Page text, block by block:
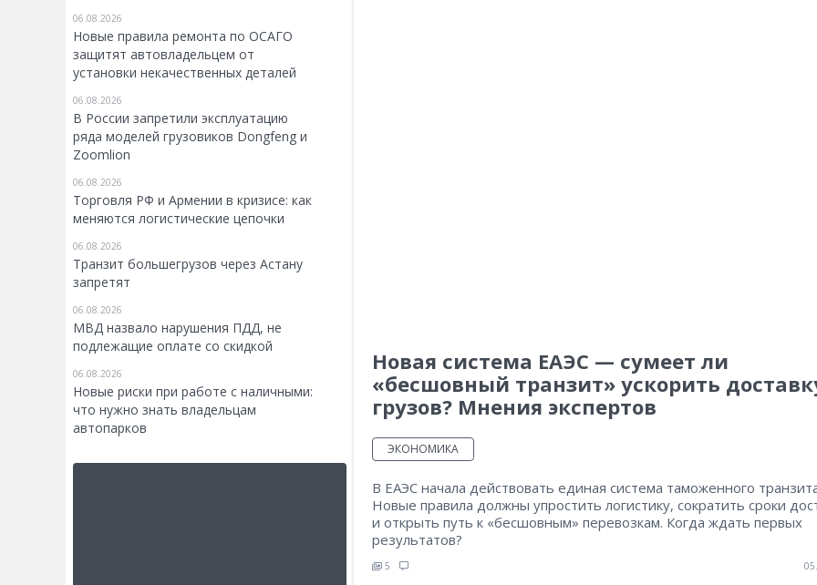
06.08.2026
Новые правила ремонта по ОСАГО
защитят автовладельцем от
установки некачественных деталей
06.08.2026
В России запретили эксплуатацию
ряда моделей грузовиков Dongfeng и
Zoomlion
06.08.2026
Торговля РФ и Армении в кризисе: как
меняются логистические цепочки
06.08.2026
Транзит большегрузов через Астану
запретят
06.08.2026
МВД назвало нарушения ПДД, не
подлежащие оплате со скидкой
06.08.2026
Новые риски при работе с наличными:
что нужно знать владельцам
автопарков
Новая система ЕАЭС — сумеет ли
«бесшовный транзит» ускорить
грузов? Мнения экспертов
ЭКОНОМИКА
В ЕАЭС начала действовать единая система таможенного
Новые правила должны упростить логистику, сократить сроки
и открыть путь к «бесшовным» перевозкам. Когда ждать первых
результатов?
5